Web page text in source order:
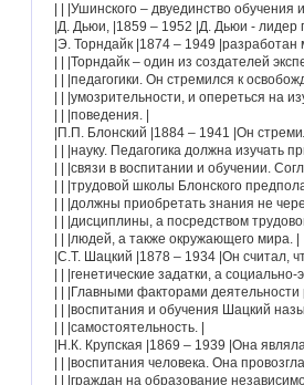
| | |Ушинского – двуединство обучения
|Д. Дьюи, |1859 – 1952 |Д. Дьюи -
|Э. Торндайк |1874 – 1949
| | |Торндайк – один из создателей
| | |педагогики. Он стремился к
| | |умозрительности, и опереться на
| | |поведения. |
|П.П. Блонский |1884 – 1941 |Он
| | |науку. Педагогика должна изучать
| | |связи в воспитании и обучении.
| | |трудовой школы Блонского
| | |должны приобретать знания не
| | |дисциплины, а посредством
| | |людей, а также окружающего мира. |
|С.Т. Шацкий |1878 – 1934 |Он считал,
| | |генетические задатки, а
| | |Главными факторами
| | |воспитания и обучения Шацкий
| | |самостоятельность. |
|Н.К. Крупская |1869 – 1939 |Она
| | |воспитания человека. Она
| | |граждан на образование